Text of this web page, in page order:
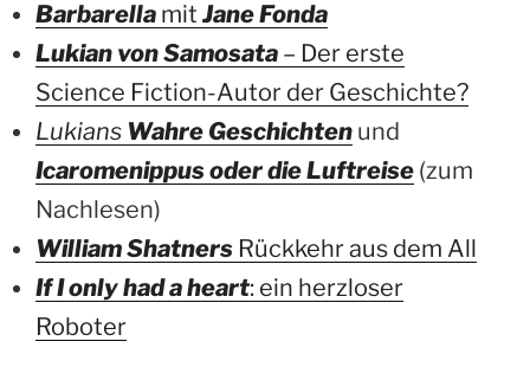
Barbarella mit Jane Fonda
Lukian von Samosata – Der erste
Science Fiction-Autor der Geschichte?
Lukians Wahre Geschichten und
Icaromenippus oder die Luftreise (zum
Nachlesen)
William Shatners Rückkehr aus dem All
If I only had a heart: ein herzloser
Roboter